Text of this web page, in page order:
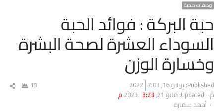
وصفات صحية
حبة البركة : فوائد الحبة
السوداء العشرة لصحة البشرة
وخسارة الوزن
Published: يونيو 16, 2022
7:03
م Updated: مايو 21, 2023 3:23 م
Author
أحمد سمارة
18